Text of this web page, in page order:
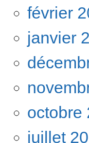
février
janvier
octobre
juillet